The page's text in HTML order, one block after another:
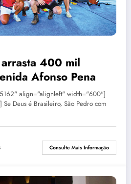
400 mil
Afonso Pena
align="alignleft" width="600"]
Deus é Brasileiro, São Pedro com
Consulte Mais Informação